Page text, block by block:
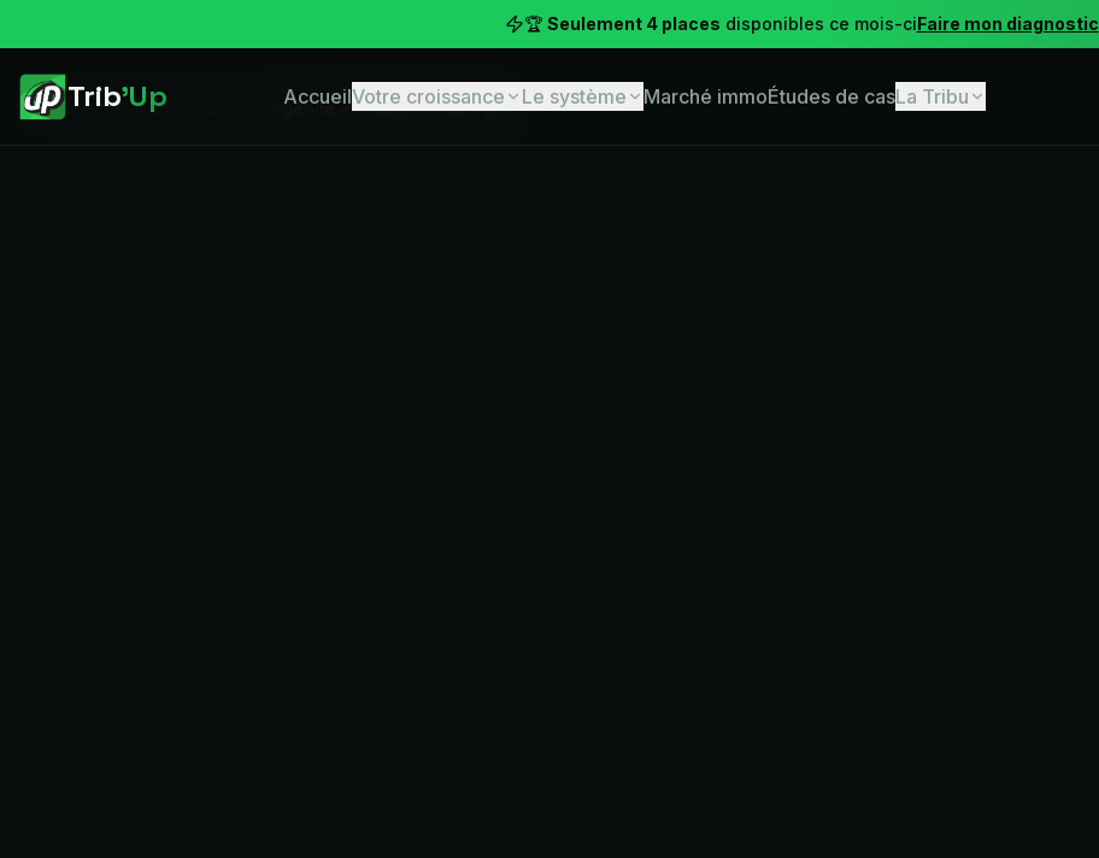
🏆 Seulement 4 places disponibles ce mois-ciFaire mon diagnostic
Trib'Up AccueilVotre croissance Le système Marché immoÉtudes de casLa Tribu
Accueil Nos implantations Agence immobilière Quimper